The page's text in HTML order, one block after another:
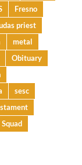
Fresno
priest
metal
Obituary
sesc